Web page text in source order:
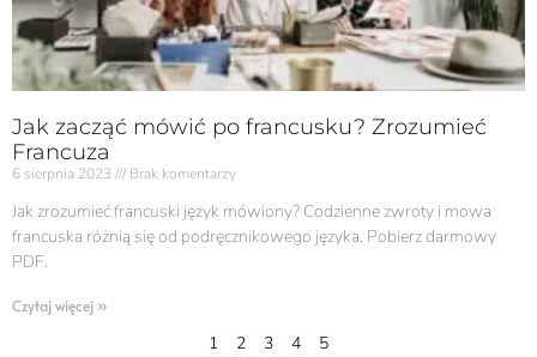
Jak zacząć mówić po francusku? Zrozumieć
Francuza
6 sierpnia 2023 Brak komentarzy
Jak zrozumieć francuski język mówiony? Codzienne zwroty i mowa
francuska różnią się od podręcznikowego języka. Pobierz darmowy
PDF.
Czytaj więcej »
1 2 3 4 5